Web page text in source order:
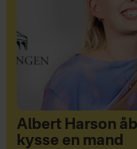
Albert Harson
kysse en mand